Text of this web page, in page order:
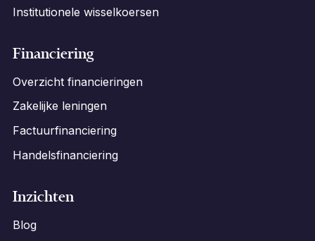
Institutionele wisselkoersen
Financiering
Overzicht financieringen
Zakelijke leningen
Factuurfinanciering
Handelsfinanciering
Inzichten
Blog